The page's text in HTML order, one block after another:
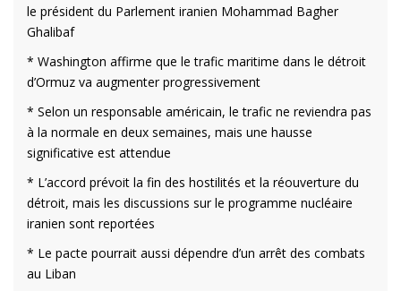
le président du Parlement iranien Mohammad Bagher
Ghalibaf
* Washington affirme que le trafic maritime dans le détroit
d’Ormuz va augmenter progressivement
* Selon un responsable américain, le trafic ne reviendra pas
à la normale en deux semaines, mais une hausse
significative est attendue
* L’accord prévoit la fin des hostilités et la réouverture du
détroit, mais les discussions sur le programme nucléaire
iranien sont reportées
* Le pacte pourrait aussi dépendre d’un arrêt des combats
au Liban